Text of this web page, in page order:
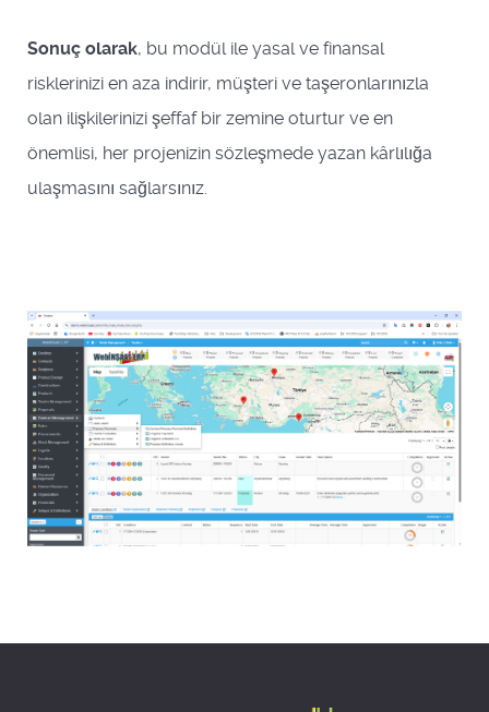
Sonuç olarak, bu modül ile yasal ve finansal
risklerinizi en aza indirir, müşteri ve taşeronlarınızla
olan ilişkilerinizi şeffaf bir zemine oturtur ve en
önemlisi, her projenizin sözleşmede yazan kârlılığa
ulaşmasını sağlarsınız.